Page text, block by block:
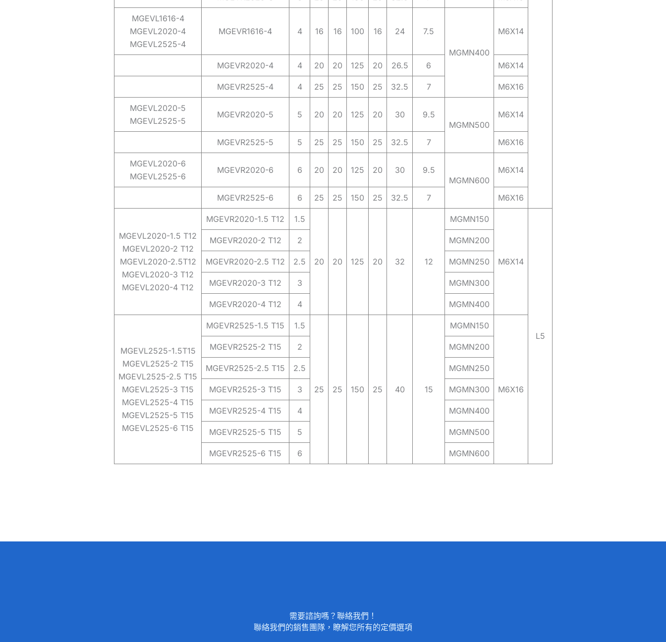
MGEVL1616-4
MGEVL2020-4
MGEVL2525-4
MGEVR1616-4 4 16 16 100 16 24 7.5
MGMN400
M6X14
MGEVR2020-4 4 20 20 125 20 26.5 6 M6X14
MGEVR2525-4 4 25 25 150 25 32.5 7 M6X16
MGEVL2020-5
MGEVL2525-5
MGEVR2020-5 5 20 20 125 20 30
9.5
MGMN500
M6X14
MGEVR2525-5 5 25 25 150 25 32.5 7 M6X16
MGEVL2020-6
MGEVL2525-6
MGEVR2020-6 6 20 20 125 20 30
9.5
MGMN600
M6X14
MGEVR2525-6 6 25 25 150 25 32.5 7 M6X16
MGEVL2020-1.5 T12
MGEVL2020-2 T12
MGEVL2020-2.5T12
MGEVL2020-3 T12
MGEVL2020-4 T12
MGEVR2020-1.5 T12 1.5
20 20 125 20 32 12
MGMN150
M6X14
L5
MGEVR2020-2 T12 2 MGMN200
MGEVR2020-2.5 T12 2.5 MGMN250
MGEVR2020-3 T12 3 MGMN300
MGEVR2020-4 T12 4 MGMN400
MGEVL2525-1.5T15
MGEVL2525-2 T15
MGEVL2525-2.5 T15
MGEVL2525-3 T15
MGEVL2525-4 T15
MGEVL2525-5 T15
MGEVL2525-6 T15
MGEVR2525-1.5 T15 1.5
25 25 150 25 40 15
MGMN150
M6X16
MGEVR2525-2 T15 2 MGMN200
MGEVR2525-2.5 T15 2.5 MGMN250
MGEVR2525-3 T15 3 MGMN300
MGEVR2525-4 T15 4 MGMN400
MGEVR2525-5 T15 5 MGMN500
MGEVR2525-6 T15 6 MGMN600
需要諮詢嗎？聯絡我們！
聯絡我們的銷售團隊，瞭解您所有的定價選項